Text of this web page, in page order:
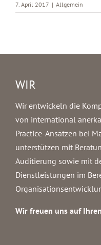
7. April 2017 | Allgemein
WIR
Wir entwickeln die
von international
Practice-Ansätzen bei
unterstützen mit
Auditierung sowie mit
Dienstleistungen im
Wir freuen uns auf